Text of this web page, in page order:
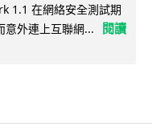
1.1 在網絡安全測試期
外連上互聯網...
閱讀